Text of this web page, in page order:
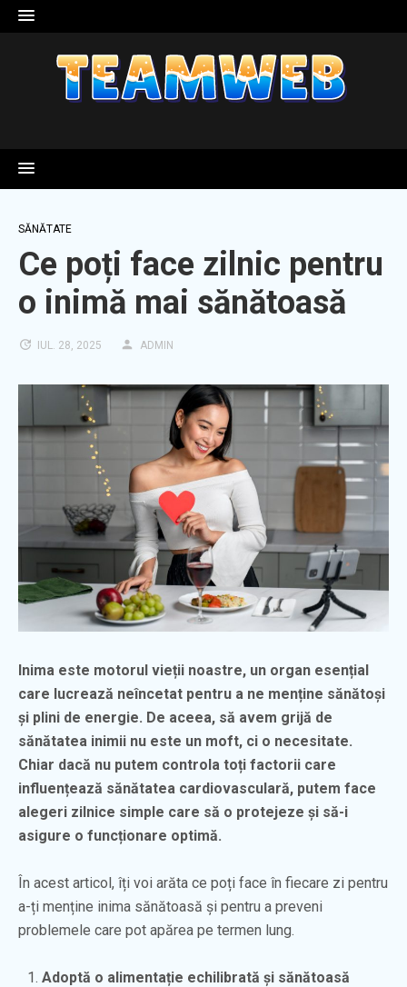
Skip
to
SĂNĂTATE
Ce poți face zilnic pentru
o inimă mai sănătoasă
IUL. 28, 2025 ADMIN
Inima este motorul vieții noastre, un organ esențial
care lucrează neîncetat pentru a ne menține sănătoși
și plini de energie. De aceea, să avem grijă de
sănătatea inimii nu este un moft, ci o necesitate.
Chiar dacă nu putem controla toți factorii care
influențează sănătatea cardiovasculară, putem face
alegeri zilnice simple care să o protejeze și să-i
asigure o funcționare optimă.
În acest articol, îți voi arăta ce poți face în fiecare zi pentru
a-ți menține inima sănătoasă și pentru a preveni
problemele care pot apărea pe termen lung.
Adoptă o alimentație echilibrată și sănătoasă